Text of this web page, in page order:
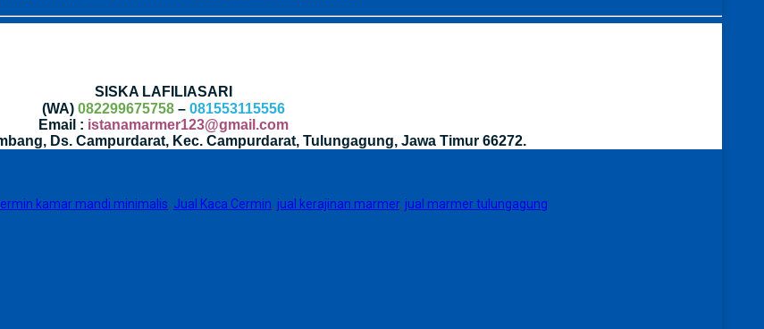
SISKA LAFILIASARI
(WA) 082299675758 – 081553115556
Email : istanamarmer123@gmail.com
Ds. Campurdarat, Kec. Campurdarat, Tulungagung, Jawa Timur 66272.
kamar mandi minimalis, Jual Kaca Cermin, jual kerajinan marmer, jual marmer tulungagung